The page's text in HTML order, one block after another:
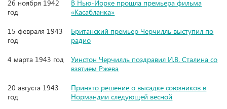
26 ноября 1942
год
В Нью-Йорке прошла премьера фильма
«Касабланка»
15 февраля 1943
год
Британский премьер Черчилль выступил по
радио
4 марта 1943 год
Уинстон Черчилль поздравил И.В. Сталина со
взятием Ржева
20 августа 1943
год
Принято решение о высадке союзников в
Нормандии следующей весной